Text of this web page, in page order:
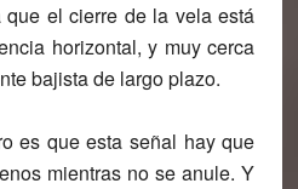
que el cierre de la vela está
horizontal, y muy cerca
bajista de largo plazo.
es que esta señal hay que
mientras no se anule. Y